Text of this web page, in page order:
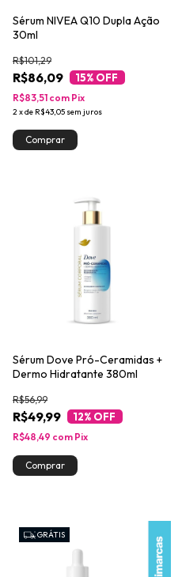
Sérum NIVEA Q10 Dupla Ação
30ml
R$86,09
R$101,29
15% OFF
2xde R$43,05 sem juros
R$83,51 com Pix
Sérum Dove Pró-Ceramidas +
Dermo Hidratante 380ml
R$49,99
R$56,99
12% OFF
R$48,49 com Pix
GRÁTIS